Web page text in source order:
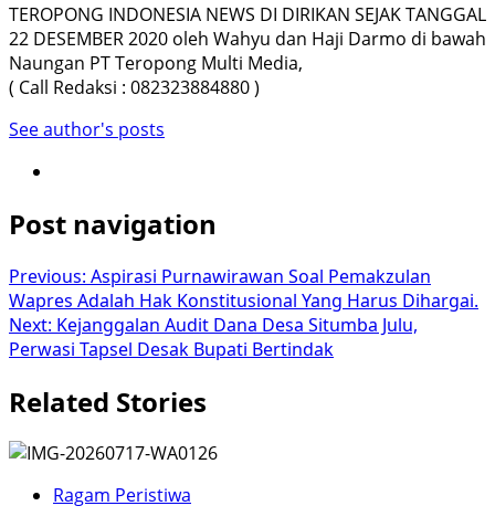
TEROPONG INDONESIA NEWS DI DIRIKAN SEJAK TANGGAL
22 DESEMBER 2020 oleh Wahyu dan Haji Darmo di bawah
Naungan PT Teropong Multi Media,
( Call Redaksi : 082323884880 )
See author's posts
Post navigation
Previous: Aspirasi Purnawirawan Soal Pemakzulan
Wapres Adalah Hak Konstitusional Yang Harus Dihargai.
Next: Kejanggalan Audit Dana Desa Situmba Julu,
Perwasi Tapsel Desak Bupati Bertindak
Related Stories
Ragam Peristiwa